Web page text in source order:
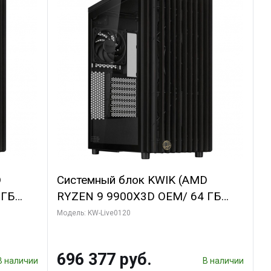
наличии
Системный блок KWIK (AMD
RYZEN 9 9900X3D OEM/ 64 ГБ
ОЗУ/ Afox RTX4090 24GB GDDR6X
Модель: KW-Live0120
696 377 руб. В наличии